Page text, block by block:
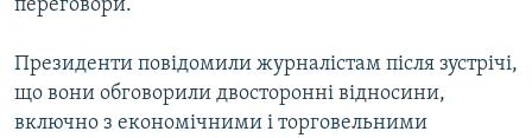
переговори.
Президенти повідомили журналістам після зустрічі,
що вони обговорили двосторонні відносини,
включно з економічними і торговельними